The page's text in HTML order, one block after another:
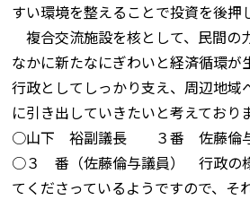
すい環境を整えることで投資を後押
複合交流施設を核として、民間の
なかに新たなにぎわいと経済循環が
行政としてしっかり支え、周辺地域
に引き出していきたいと考えており
○山下 裕副議長 ３番 佐藤倫与
○３ 番（佐藤倫与議員） 行政の
てくださっているようですので、そ